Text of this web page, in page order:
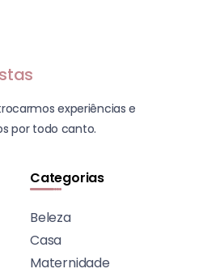
experiências e
por todo canto.
Categorias
Beleza
Casa
Maternidade